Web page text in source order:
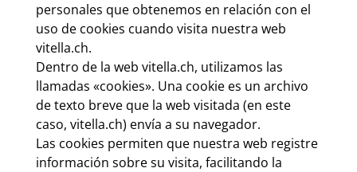
personales que obtenemos en relación con el
uso de cookies cuando visita nuestra web
vitella.ch.
Dentro de la web vitella.ch, utilizamos las
llamadas «cookies». Una cookie es un archivo
de texto breve que la web visitada (en este
caso, vitella.ch) envía a su navegador.
Las cookies permiten que nuestra web registre
información sobre su visita, facilitando la